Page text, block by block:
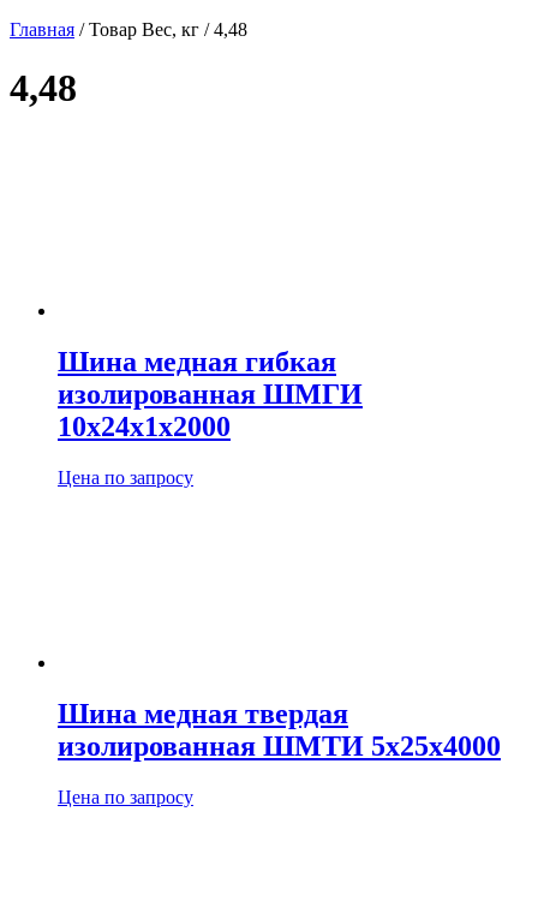
Главная / Товар Вес, кг / 4,48
4,48
Шина медная гибкая
изолированная ШМГИ
10х24х1х2000
Цена по запросу
Шина медная твердая
изолированная ШМТИ 5х25х4000
Цена по запросу